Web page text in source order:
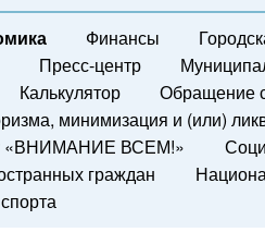
Финансы
Пресс-центр
Калькулятор
Обращение
минимизация и (или)
«ВНИМАНИЕ ВСЕМ!»
граждан